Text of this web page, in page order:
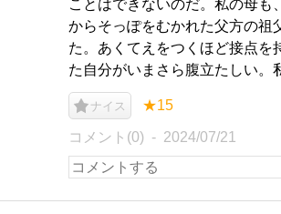
ことはできないのだ。私の母も
からそっぽをむかれた父方の祖
た。あくてえをつくほど接点を
た自分がいまさら腹立たしい。
ナイス ★15
コメント(0) 2024/07/21